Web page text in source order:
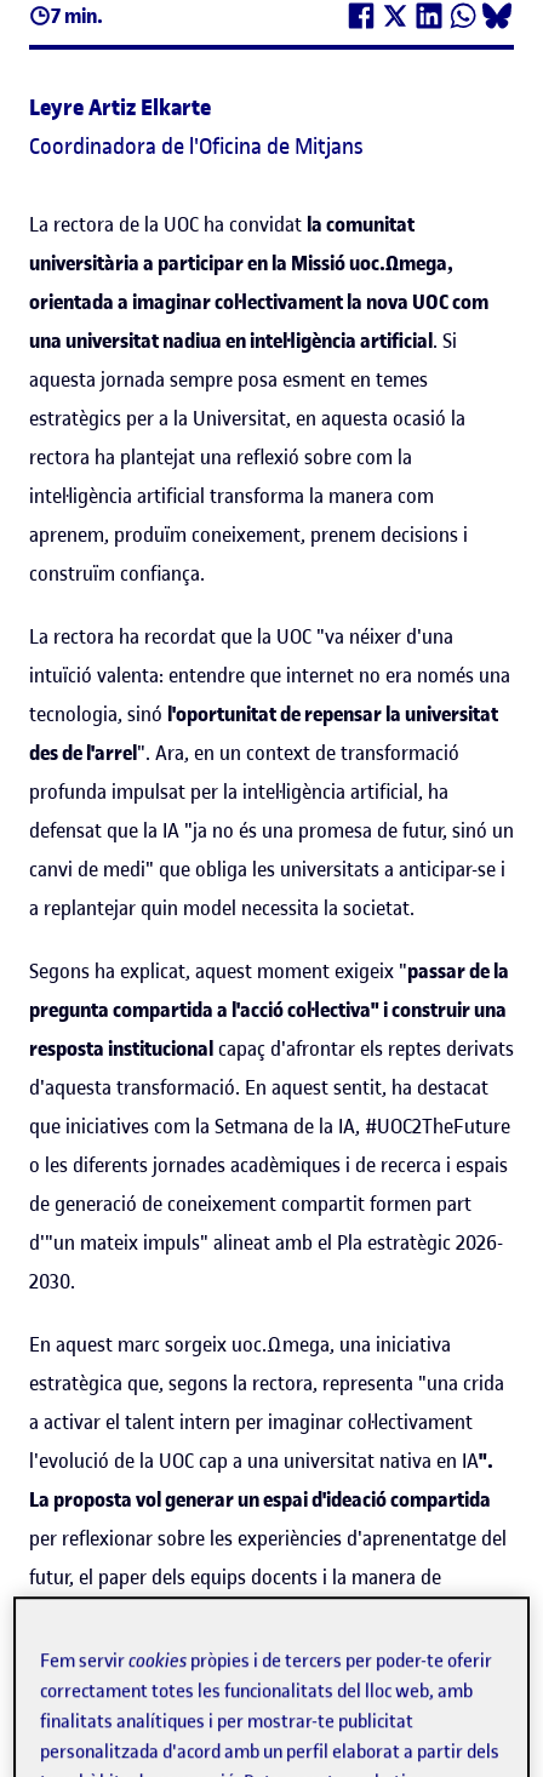
7 min.
Leyre Artiz Elkarte
Coordinadora de l'Oficina de Mitjans
La rectora de la UOC ha convidat la comunitat
universitària a participar en la Missió uoc.Ωmega,
orientada a imaginar col·lectivament la nova UOC com
una universitat nadiua en intel·ligència artificial. Si
aquesta jornada sempre posa esment en temes
estratègics per a la Universitat, en aquesta ocasió la
rectora ha plantejat una reflexió sobre com la
intel·ligència artificial transforma la manera com
aprenem, produïm coneixement, prenem decisions i
construïm confiança.
La rectora ha recordat que la UOC "va néixer d'una
intuïció valenta: entendre que internet no era només una
tecnologia, sinó l'oportunitat de repensar la universitat
des de l'arrel". Ara, en un context de transformació
profunda impulsat per la intel·ligència artificial, ha
defensat que la IA "ja no és una promesa de futur, sinó un
canvi de medi" que obliga les universitats a anticipar-se i
a replantejar quin model necessita la societat.
Segons ha explicat, aquest moment exigeix "passar de la
pregunta compartida a l'acció col·lectiva" i construir una
resposta institucionalcapaç d'afrontar els reptes derivats
d'aquesta transformació. En aquest sentit, ha destacat
que iniciatives com la Setmana de la IA, #UOC2TheFuture
o les diferents jornades acadèmiques i de recerca i espais
de generació de coneixement compartit formen part
d'"un mateix impuls" alineat amb el Pla estratègic 2026-
2030.
En aquest marc sorgeix uoc.Ωmega, una iniciativa
estratègica que, segons la rectora, representa "una crida
a activar el talent intern per imaginar col·lectivament
l'evolució de la UOC cap a una universitat nativa en IA".
La proposta vol generar un espai d'ideació compartida
per reflexionar sobre les experiències d'aprenentatge del
futur, el paper dels equips docents i la manera de
crític" en un entorn cada vegada més condicionat per la
tecnologia.
La rectora ha remarcat que el repteno consisteix
Fem servircookies pròpies i de tercers per poder-te oferir
correctament totes les funcionalitats del lloc web, amb
finalitats analítiques i per mostrar-te publicitat
personalitzada d'acord amb un perfil elaborat a partir dels